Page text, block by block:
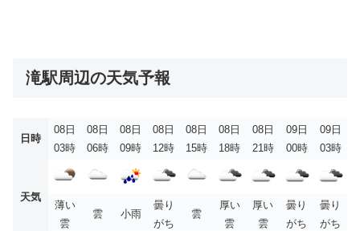
滝駅周辺の天気予報
日時
08日
03時
08日
06時
08日
09時
08日
12時
08日
15時
08日
18時
08日
21時
09日
00時
09日
03時
天気
薄い
雲
雲 小雨
曇り
がち
雲
厚い
雲
厚い
雲
曇り
がち
曇り
がち